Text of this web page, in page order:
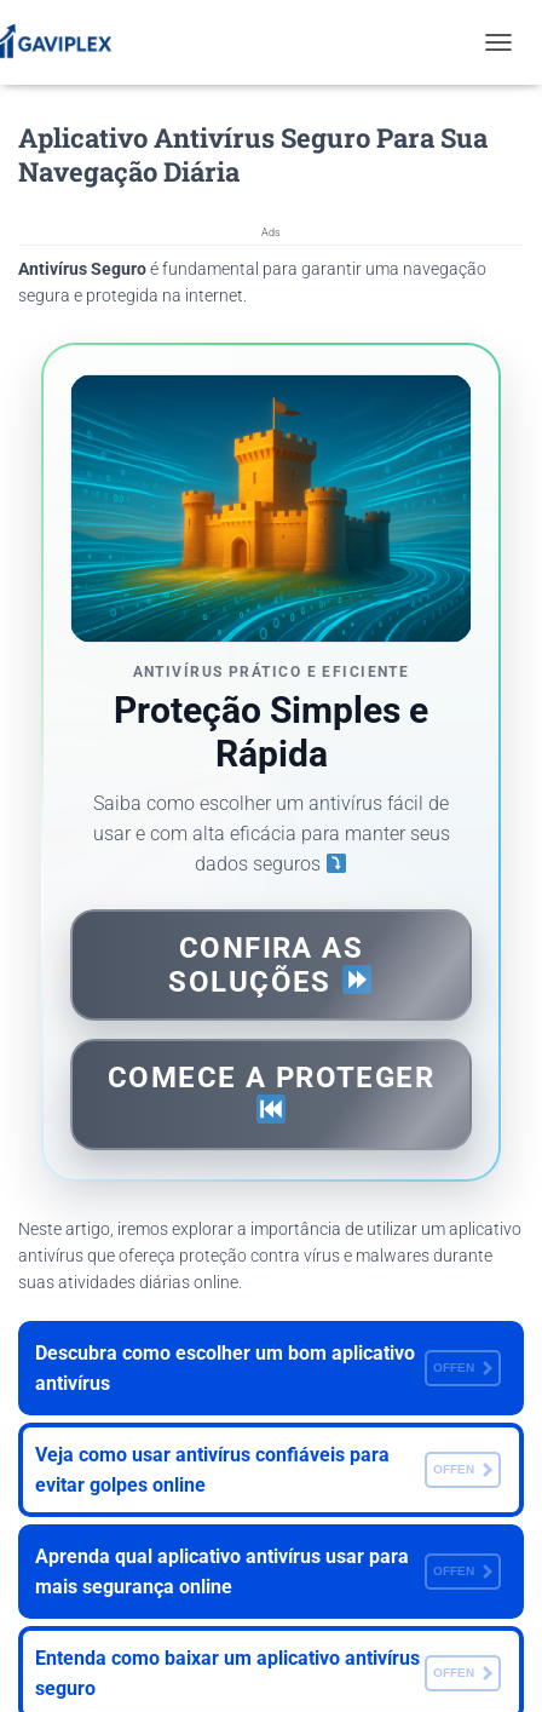
O
I
Aplicativo Antivírus Seguro Para Sua
Navegação Diária
Ads
Antivírus Seguroé fundamental para garantir uma navegação
segura e protegida na internet.
ANTIVÍRUS PRÁTICO E EFICIENTE
Proteção Simples e
Rápida
Saiba como escolher um antivírus fácil de
usar e com alta eficácia para manter seus
dados seguros
CONFIRA AS
SOLUÇÕES
COMECE A PROTEGER
Neste artigo, iremos explorar a importância de utilizar um aplicativo
antivírus que ofereça proteção contra vírus e malwares durante
suas atividades diárias online.
Descubra como escolher um bom aplicativo
antivírus
OFFEN
Veja como usar antivírus confiáveis para
evitar golpes online
OFFEN
Aprenda qual aplicativo antivírus usar para
mais segurança online
OFFEN
Entenda como baixar um aplicativo antivírus
seguro
OFFEN